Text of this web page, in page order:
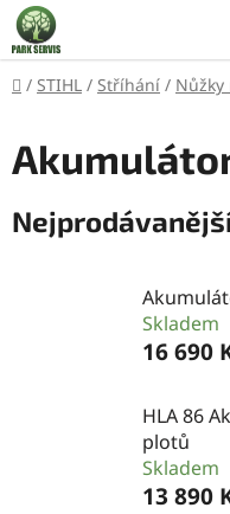
Přejít
na
obsah
Domů
/ STIHL / Stříhání /
Skladem
16 690
HLA 86
plotů
Skladem
13 890